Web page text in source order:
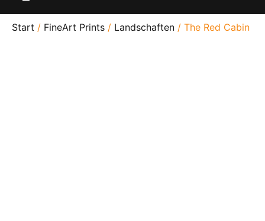
Start / FineArt Prints / Landschaften / The Red Cabin